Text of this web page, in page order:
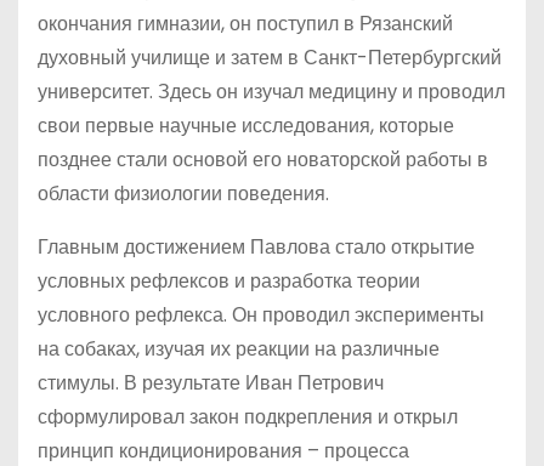
окончания гимназии, он поступил в Рязанский
духовный училище и затем в Санкт-Петербургский
университет. Здесь он изучал медицину и проводил
свои первые научные исследования, которые
позднее стали основой его новаторской работы в
области физиологии поведения.
Главным достижением Павлова стало открытие
условных рефлексов и разработка теории
условного рефлекса. Он проводил эксперименты
на собаках, изучая их реакции на различные
стимулы. В результате Иван Петрович
сформулировал закон подкрепления и открыл
принцип кондиционирования – процесса